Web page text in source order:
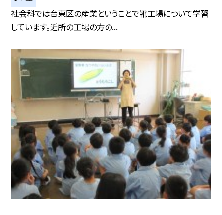
社会科では台東区の産業ということで靴工場について学習
しています。近所の工場の方の...